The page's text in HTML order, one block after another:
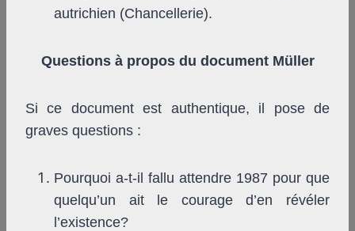
autrichien (Chancellerie).
Questions à propos du document Müller
Si ce document est authentique, il pose de
graves questions :
Pourquoi a-t-il fallu attendre 1987 pour que
quelqu’un ait le courage d’en révéler
l’existence?